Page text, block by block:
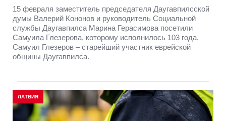
15 февраля заместитель председателя Даугавпилсской
думы Валерий Кононов и руководитель Социальной
службы Даугавпилса Марина Герасимова посетили
Самуила Глезерова, которому исполнилось 103 года.
Самуил Глезеров – старейший участник еврейской
общины Даугавпилса.
ЛАТВИЯ